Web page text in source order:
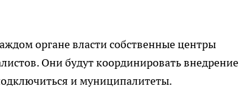
органе власти собственные центры
Они будут координировать внедрение
и муниципалитеты.